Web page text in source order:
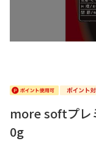
more softプレ
0g